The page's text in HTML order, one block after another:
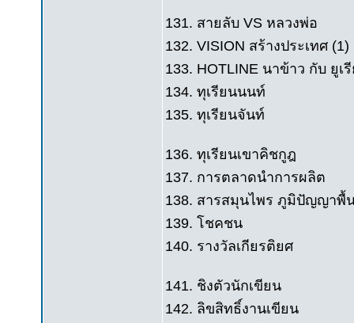
131. สายลับ VS หลวงพ่อ
132. VISION สร้างประเทศ (1)
133. HOTLINE นาข้าว กับ ยูเ
134. ทุเรียนนนท์
135. ทุเรียนจันท์
136. ทุเรียนเขาคิชกูฎ
137. การตลาดนำการผลิต
138. สารสมุนไพร ภูมิปัญญาพื้
139. โชคชน
140. รางวัลเกียรติยศ
141. ชิงตัวนักเขียน
142. ลิขสิทธิ์งานเขียน